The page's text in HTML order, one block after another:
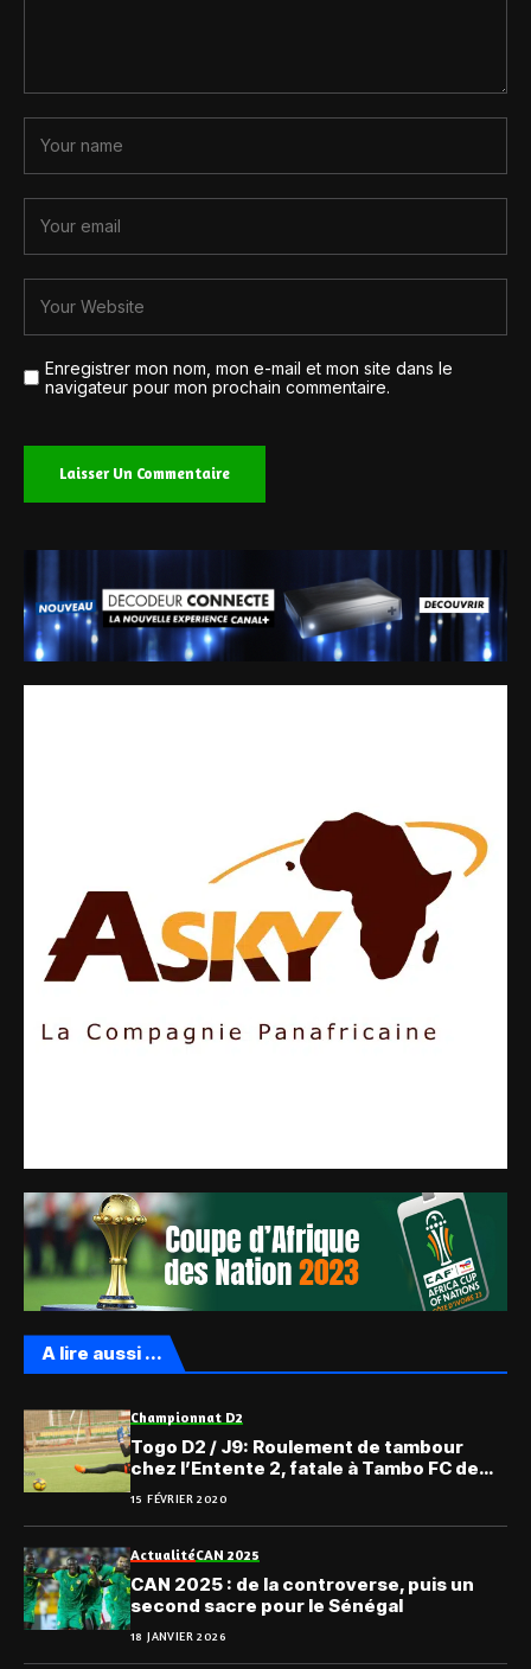
Enregistrer mon nom, mon e-mail et mon site dans le
navigateur pour mon prochain commentaire.
A lire aussi ...
Championnat D2
Togo D2 / J9: Roulement de tambour
chez l’Entente 2, fatale à Tambo FC de
Datcha
15 FÉVRIER 2020
ActualitéCAN 2025
CAN 2025 : de la controverse, puis un
second sacre pour le Sénégal
18 JANVIER 2026